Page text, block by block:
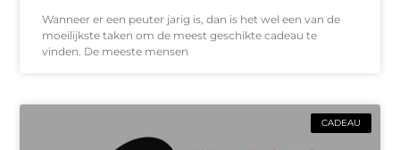
Wanneer er een peuter jarig is, dan is het wel een van de
moeilijkste taken om de meest geschikte cadeau te
vinden. De meeste mensen
CADEAU